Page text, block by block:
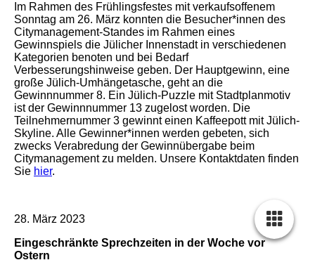
Im Rahmen des Frühlingsfestes mit verkaufsoffenem
Sonntag am 26. März konnten die Besucher*innen des
Citymanagement-Standes im Rahmen eines
Gewinnspiels die Jülicher Innenstadt in verschiedenen
Kategorien benoten und bei Bedarf
Verbesserungshinweise geben. Der Hauptgewinn, eine
große Jülich-Umhängetasche, geht an die
Gewinnnummer 8. Ein Jülich-Puzzle mit Stadtplanmotiv
ist der Gewinnnummer 13 zugelost worden. Die
Teilnehmernummer 3 gewinnt einen Kaffeepott mit Jülich-
Skyline. Alle Gewinner*innen werden gebeten, sich
zwecks Verabredung der Gewinnübergabe beim
Citymanagement zu melden. Unsere Kontaktdaten finden
Sie hier.
28. März 2023
Eingeschränkte Sprechzeiten in der Woche vor
Ostern